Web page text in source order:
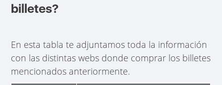
billetes?
En esta tabla te adjuntamos toda la información
con las distintas webs donde comprar los billetes
mencionados anteriormente.